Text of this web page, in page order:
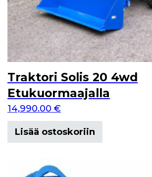
Traktori Solis 20 4wd
Etukuormaajalla
14,990.00 €
Lisää ostoskoriin